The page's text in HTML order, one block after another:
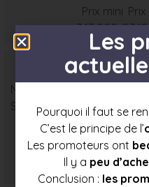
Prix mini
347 000 €
Nombre : 6
Surface moyenne : 93 m²
Prix mini
383 000 €
Les
Pourquoi il faut se
C’est le principe de l’
Les promoteurs ont
Il y a peu
Conclusion : les